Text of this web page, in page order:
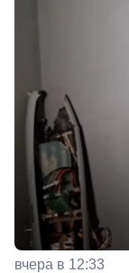
вчера в 12:33